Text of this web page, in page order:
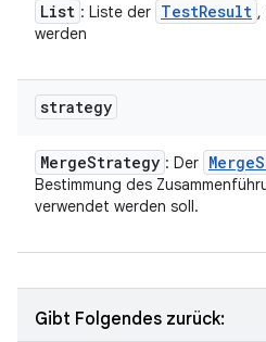
List : Liste der TestResult ,
werden
strategy
MergeStrategy : Der Merge
Bestimmung des
verwendet werden soll.
Gibt Folgendes zurück: